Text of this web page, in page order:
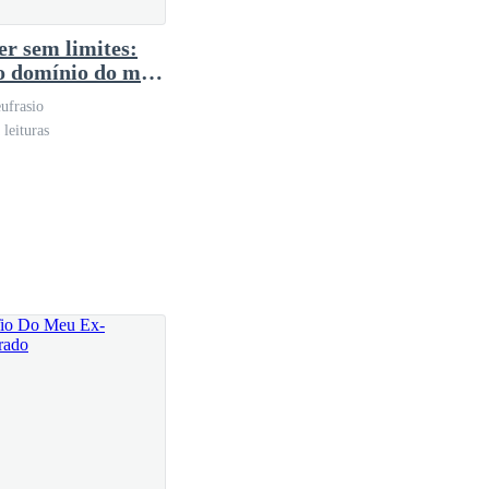
se o mundo desabasse em cima de mim, como
sem limites:
domínio do meu